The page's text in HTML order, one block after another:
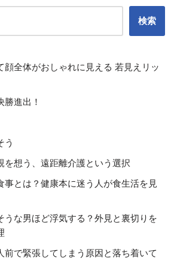
検索
顔全体がおしゃれに見える 若見えリッ
進出！
う
を想う、遠距離介護という選択
事とは？健康本に迷う人が食生活を見
うな男ほど浮気する？外見と裏切りを
前で緊張してしまう原因と落ち着いて